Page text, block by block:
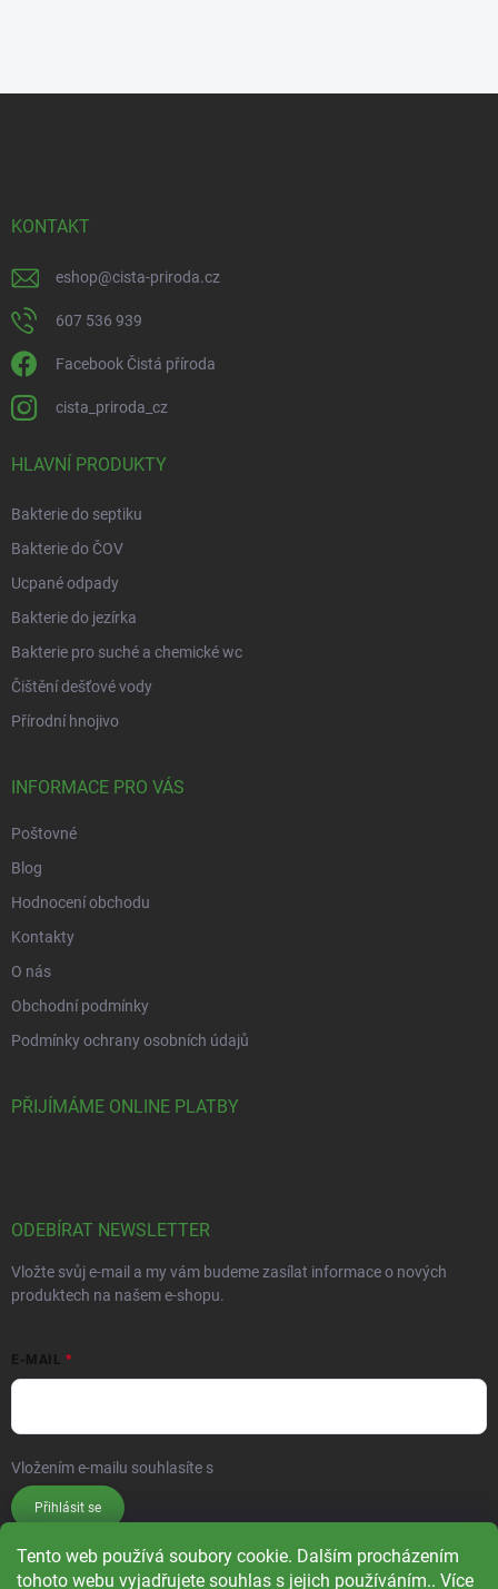
Tento web používá soubory cookie. Dalším procházením
tohoto webu vyjadřujete souhlas s jejich používáním.. Více
KONTAKT
eshop@cista-priroda.cz
607 536 939
Facebook Čistá příroda
cista_priroda_cz
HLAVNÍ PRODUKTY
Bakterie do septiku
Bakterie do ČOV
Ucpané odpady
Bakterie do jezírka
Bakterie pro suché a chemické wc
Čištění dešťové vody
Přírodní hnojivo
INFORMACE PRO VÁS
Poštovné
Blog
Hodnocení obchodu
Kontakty
O nás
Obchodní podmínky
Podmínky ochrany osobních údajů
PŘIJÍMÁME ONLINE PLATBY
ODEBÍRAT NEWSLETTER
Vložte svůj e-mail a my vám budeme zasílat informace o nových
produktech na našem e-shopu.
E-MAIL
Vložením e-mailu souhlasíte s
Přihlásit se